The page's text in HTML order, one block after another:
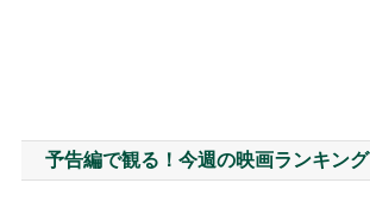
予告編で観る！今週の映画ランキング